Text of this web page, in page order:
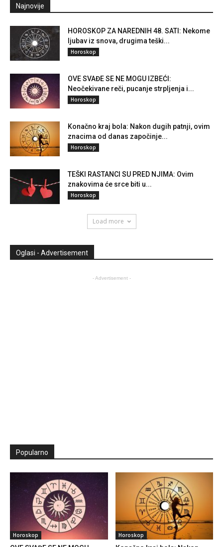
Najnovije
HOROSKOP ZA NAREDNIH 48. SATI: Nekome
ljubav iz snova, drugima teški...
Horoskop
OVE SVAĐE SE NE MOGU IZBEĆI:
Neočekivane reči, pucanje strpljenja i...
Horoskop
Konačno kraj bola: Nakon dugih patnji, ovim
znacima od danas započinje...
Horoskop
TEŠKI RASTANCI SU PRED NJIMA: Ovim
znakovima će srce biti u...
Horoskop
Load more
Oglasi - Advertisement
- Advertisement -
Popularno
Horoskop Horoskop